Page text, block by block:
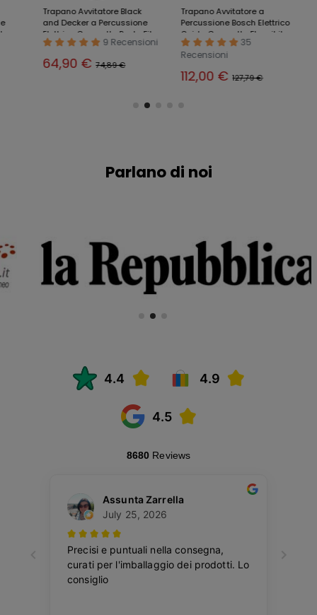
Trapano Avvitatore Black
and Decker a Percussione
Elettrico Compatto Punte Filo
9 Recensioni
64,90 €74,89 €
Trapano Avvitatore a
Percussione Bosch Elettrico
Guida Compatto Flessibile
35
Recensioni
112,00 €127,79 €
Parlano di noi